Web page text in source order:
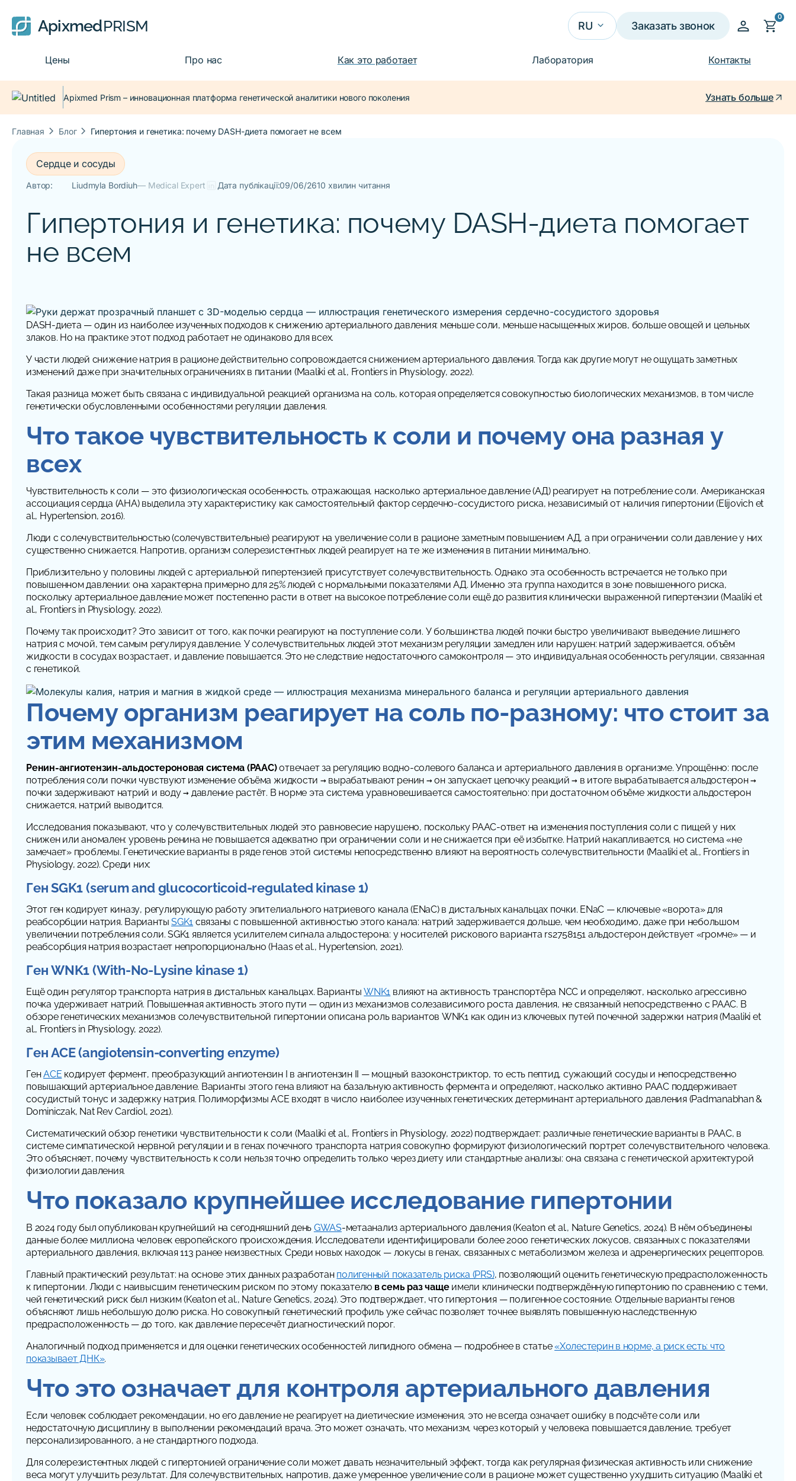
ApixmedPRISM RU keyboard_arrow_down
UA
EN
Заказать звонок person shopping_cart0
Цены Про нас Как это работает Лаборатория Контакты
Apixmed Prism – инновационная платформа генетической аналитики нового поколения Узнать больше arrow_outward
Главная keyboard_arrow_right Блогkeyboard_arrow_right Гипертония и генетика: почему DASH-диета помогает не всем
Сердце и сосуды
Автор: Liudmyla Bordiuh— Medical Expert Дата публікації:09/06/2610 хвилин читання
Гипертония и генетика: почему DASH-диета помогает
не всем
DASH-диета — один из наиболее изученных подходов к снижению артериального давления: меньше соли, меньше насыщенных жиров, больше овощей и цельных
злаков. Но на практике этот подход работает не одинаково для всех.
У части людей снижение натрия в рационе действительно сопровождается снижением артериального давления. Тогда как другие могут не ощущать заметных
изменений даже при значительных ограничениях в питании (Maaliki et al., Frontiers in Physiology, 2022).
Такая разница может быть связана с индивидуальной реакцией организма на соль, которая определяется совокупностью биологических механизмов, в том числе
генетически обусловленными особенностями регуляции давления.
Что такое чувствительность к соли и почему она разная у
всех
Чувствительность к соли — это физиологическая особенность, отражающая, насколько артериальное давление (АД) реагирует на потребление соли. Американская
ассоциация сердца (AHA) выделила эту характеристику как самостоятельный фактор сердечно-сосудистого риска, независимый от наличия гипертонии (Elijovich et
al., Hypertension, 2016).
Люди с солечувствительностью (солечувствительные) реагируют на увеличение соли в рационе заметным повышением АД, а при ограничении соли давление у них
существенно снижается. Напротив, организм солерезистентных людей реагирует на те же изменения в питании минимально.
Приблизительно у половины людей с артериальной гипертензией присутствует солечувствительность. Однако эта особенность встречается не только при
повышенном давлении: она характерна примерно для 25% людей с нормальными показателями АД. Именно эта группа находится в зоне повышенного риска,
поскольку артериальное давление может постепенно расти в ответ на высокое потребление соли ещё до развития клинически выраженной гипертензии (Maaliki et
al., Frontiers in Physiology, 2022).
Почему так происходит? Это зависит от того, как почки реагируют на поступление соли. У большинства людей почки быстро увеличивают выведение лишнего
натрия с мочой, тем самым регулируя давление. У солечувствительных людей этот механизм регуляции замедлен или нарушен: натрий задерживается, объём
жидкости в сосудах возрастает, и давление повышается. Это не следствие недостаточного самоконтроля — это индивидуальная особенность регуляции, связанная
с генетикой.
Почему организм реагирует на соль по-разному: что стоит за
этим механизмом
Ренин-ангиотензин-альдостероновая система (РААС)отвечает за регуляцию водно-солевого баланса и артериального давления в организме. Упрощённо: после
потребления соли почки чувствуют изменение объёма жидкости → вырабатывают ренин → он запускает цепочку реакций → в итоге вырабатывается альдостерон →
почки задерживают натрий и воду → давление растёт. В норме эта система уравновешивается самостоятельно: при достаточном объёме жидкости альдостерон
снижается, натрий выводится.
Исследования показывают, что у солечувствительных людей это равновесие нарушено, поскольку РААС-ответ на изменения поступления соли с пищей у них
снижен или аномален: уровень ренина не повышается адекватно при ограничении соли и не снижается при её избытке. Натрий накапливается, но система «не
замечает» проблемы. Генетические варианты в ряде генов этой системы непосредственно влияют на вероятность солечувствительности (Maaliki et al., Frontiers in
Physiology, 2022). Среди них:
Ген SGK1 (serum and glucocorticoid-regulated kinase 1)
Этот ген кодирует киназу, регулирующую работу эпителиального натриевого канала (ENaC) в дистальных канальцах почки. ENaC — ключевые «ворота» для
реабсорбции натрия. ВариантыSGK1 связаны с повышенной активностью этого канала: натрий задерживается дольше, чем необходимо, даже при небольшом
увеличении потребления соли. SGK1 является усилителем сигнала альдостерона: у носителей рискового варианта rs2758151 альдостерон действует «громче» — и
реабсорбция натрия возрастает непропорционально (Haas et al., Hypertension, 2021).
Ген WNK1 (With-No-Lysine kinase 1)
Ещё один регулятор транспорта натрия в дистальных канальцах. ВариантыWNK1 влияют на активность транспортёра NCC и определяют, насколько агрессивно
почка удерживает натрий. Повышенная активность этого пути — один из механизмов солезависимого роста давления, не связанный непосредственно с РААС. В
обзоре генетических механизмов солечувствительной гипертонии описана роль вариантов WNK1 как один из ключевых путей почечной задержки натрия (Maaliki et
al., Frontiers in Physiology, 2022).
Ген ACE (angiotensin-converting enzyme)
ГенACE кодирует фермент, преобразующий ангиотензин I в ангиотензин II — мощный вазоконстриктор, то есть пептид, сужающий сосуды и непосредственно
повышающий артериальное давление. Варианты этого гена влияют на базальную активность фермента и определяют, насколько активно РААС поддерживает
сосудистый тонус и задержку натрия. Полиморфизмы ACE входят в число наиболее изученных генетических детерминант артериального давления (Padmanabhan &
Dominiczak, Nat Rev Cardiol, 2021).
Систематический обзор генетики чувствительности к соли (Maaliki et al., Frontiers in Physiology, 2022) подтверждает: различные генетические варианты в РААС, в
системе симпатической нервной регуляции и в генах почечного транспорта натрия совокупно формируют физиологический портрет солечувствительного человека.
Это объясняет, почему чувствительность к соли нельзя точно определить только через диету или стандартные анализы: она связана с генетической архитектурой
физиологии давления.
Что показало крупнейшее исследование гипертонии
В 2024 году был опубликован крупнейший на сегодняшний день GWAS-метаанализ артериального давления (Keaton et al., Nature Genetics, 2024). В нём объединены
данные более миллиона человек европейского происхождения. Исследователи идентифицировали более 2000 генетических локусов, связанных с показателями
артериального давления, включая 113 ранее неизвестных. Среди новых находок — локусы в генах, связанных с метаболизмом железа и адренергических рецепторов.
Главный практический результат: на основе этих данных разработан полигенный показатель риска (PRS), позволяющий оценить генетическую предрасположенность
к гипертонии. Люди с наивысшим генетическим риском по этому показателю в семь раз чащеимели клинически подтверждённую гипертонию по сравнению с теми,
чей генетический риск был низким (Keaton et al., Nature Genetics, 2024). Это подтверждает, что гипертония — полигенное состояние. Отдельные варианты генов
объясняют лишь небольшую долю риска. Но совокупный генетический профиль уже сейчас позволяет точнее выявлять повышенную наследственную
предрасположенность — до того, как давление пересечёт диагностический порог.
Аналогичный подход применяется и для оценки генетических особенностей липидного обмена — подробнее в статье«Холестерин в норме, а риск есть: что
показывает ДНК».
Что это означает для контроля артериального давления
Если человек соблюдает рекомендации, но его давление не реагирует на диетические изменения, это не всегда означает ошибку в подсчёте соли или
недостаточную дисциплину в выполнении рекомендаций врача. Это может означать, что механизм, через который у человека повышается давление, требует
персонализированного, а не стандартного подхода.
Для солерезистентных людей с гипертонией ограничение соли может давать незначительный эффект, тогда как регулярная физическая активность или снижение
веса могут улучшить результат. Для солечувствительных, напротив, даже умеренное увеличение соли в рационе может существенно ухудшить ситуацию (Maaliki et